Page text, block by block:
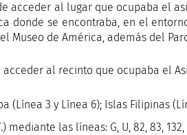
acceder al lugar que ocupaba el
donde se encontraba, en el
Museo de América, además del
al recinto que ocupaba el
(Línea 3 y Línea 6); Islas Filipinas
mediante las líneas: G, U, 82, 83, 132,